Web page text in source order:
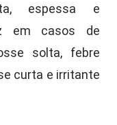
espessa e
em casos de
solta, febre
curta e irritante